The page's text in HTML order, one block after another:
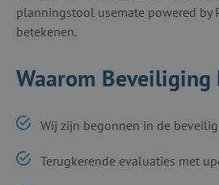
planningstool usemate powered by
betekenen.
Waarom
Wij zijn begonnen in de
Terugkerende evaluaties met